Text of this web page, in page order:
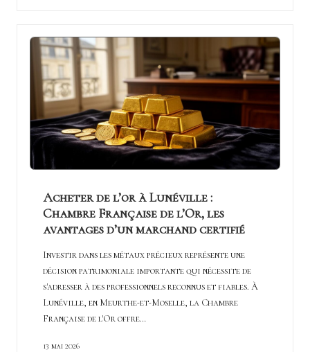
Acheter de l’or à Lunéville :
Chambre Française de l’Or, les
avantages d’un marchand certifié
Investir dans les métaux précieux représente une
décision patrimoniale importante qui nécessite de
s'adresser à des professionnels reconnus et fiables. À
Lunéville, en Meurthe-et-Moselle, la Chambre
Française de l'Or offre…
13 mai 2026